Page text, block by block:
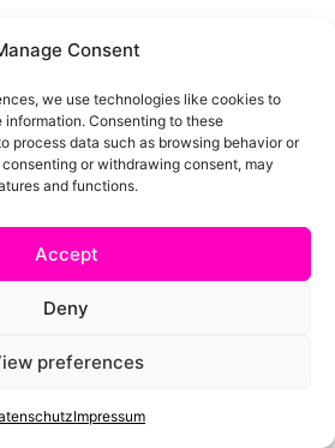
Consent
we use technologies like cookies to
Consenting to these
process data such as browsing behavior or
or withdrawing consent, may
and functions.
Accept
Deny
preferences
Impressum
die USA wird auf die
legal/EU_data_transfer_addend
policy/und
help/566994660333381
finden Sie in der
Instagram:
policy/
über eine Zertifizierung nach dem
der Europäischen Union und